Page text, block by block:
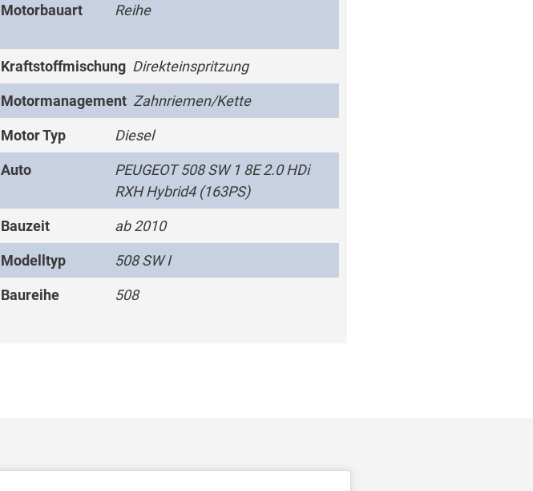
Motorbauart Reihe
Kraftstoffmischung Direkteinspritzung
Motormanagement Zahnriemen/Kette
Motor Typ Diesel
Auto
PEUGEOT 508 SW 1 8E 2.0 HDi
RXH Hybrid4 (163PS)
Bauzeit ab 2010
Modelltyp 508 SW I
Baureihe 508